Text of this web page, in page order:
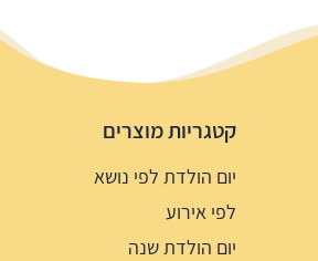
קטגריות מוצרים
יום הולדת לפי נושא
לפי אירוע
יום הולדת שנה